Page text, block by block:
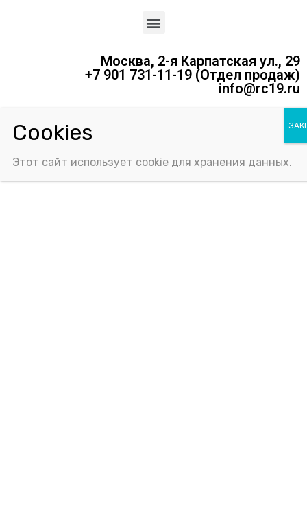
Москва, 2-я Карпатская ул., 29
+7 901 731-11-19 (Отдел продаж)
info@rc19.ru
Политика конфиденциальности
Соглашение об использовании Cookie-файлов
Этот сайт использует cookie для хранения данных.